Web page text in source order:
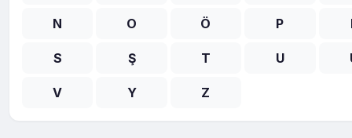
N O Ö P
S Ş T U
V Y Z